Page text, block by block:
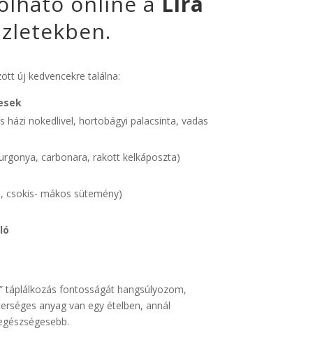
új kedvencekre találna:
házi nokedlivel, hortobágyi palacsinta, vadas
carbonara, rakott kelkáposzta)
csokis- mákos sütemény)
táplálkozás fontosságát hangsúlyozom,
anyag van egy ételben, annál